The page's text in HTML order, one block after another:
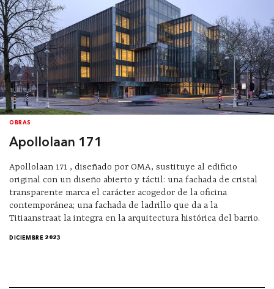
OBRAS
Apollolaan 171
Apollolaan 171 , diseñado por OMA, sustituye al edificio
original con un diseño abierto y táctil: una fachada de cristal
transparente marca el carácter acogedor de la oficina
contemporánea; una fachada de ladrillo que da a la
Titiaanstraat la integra en la arquitectura histórica del barrio.
DICIEMBRE 2023